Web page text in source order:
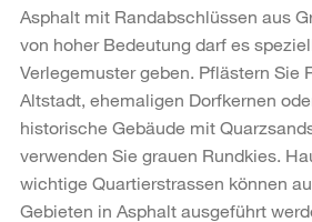
Asphalt mit Randabschlüssen aus
von hoher Bedeutung darf es
Verlegemuster geben. Pflästern Sie
Altstadt, ehemaligen Dorfkernen
historische Gebäude mit
verwenden Sie grauen Rundkies.
wichtige Quartierstrassen können
Gebieten in Asphalt ausgeführt